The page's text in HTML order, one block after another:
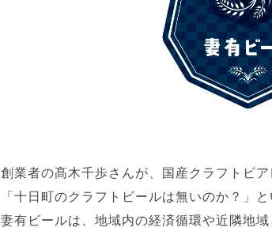
創業者の髙木千歩さんが、国産クラフトビ
「十日町のクラフトビールは無いのか？」
妻有ビールは、地域内の経済循環や近隣地